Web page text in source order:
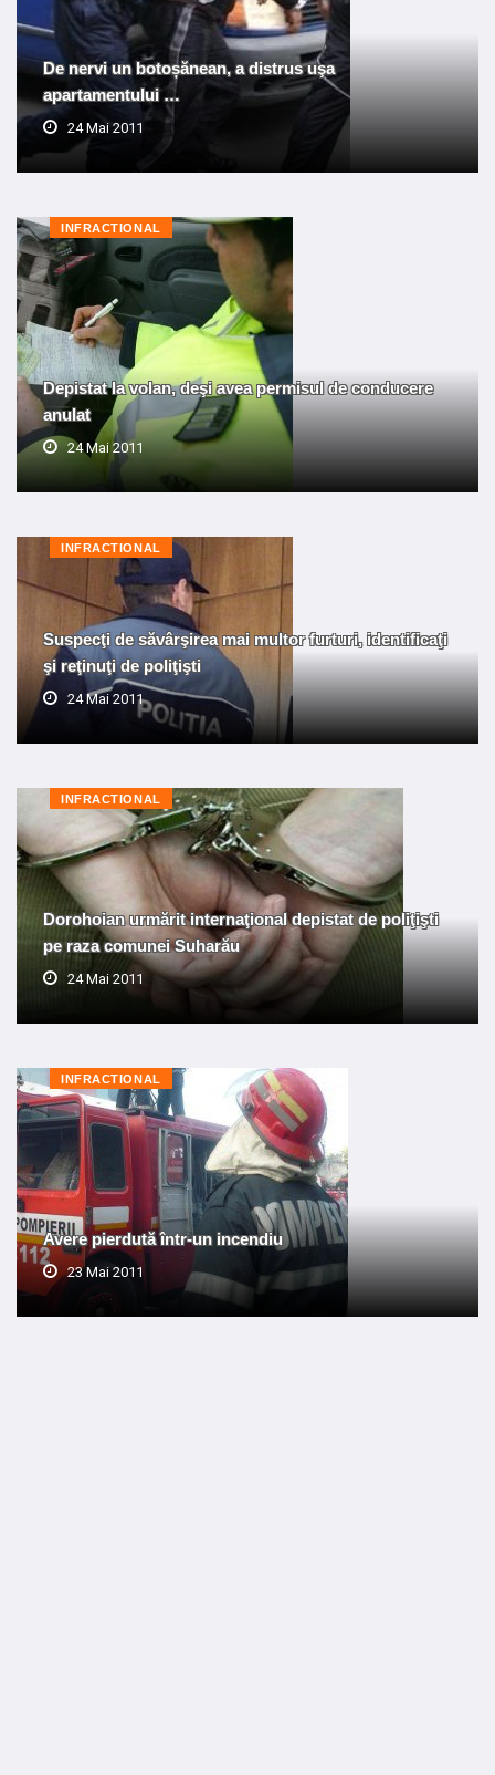
De nervi un botoșănean, a distrus uşa
apartamentului …
24 Mai 2011
INFRACTIONAL
Depistat la volan, deşi avea permisul de conducere
anulat
24 Mai 2011
INFRACTIONAL
Suspecţi de săvârşirea mai multor furturi, identificaţi
şi reţinuţi de poliţişti
24 Mai 2011
INFRACTIONAL
Dorohoian urmărit internaţional depistat de poliţişti
pe raza comunei Suharău
24 Mai 2011
INFRACTIONAL
Avere pierdută într-un incendiu
23 Mai 2011